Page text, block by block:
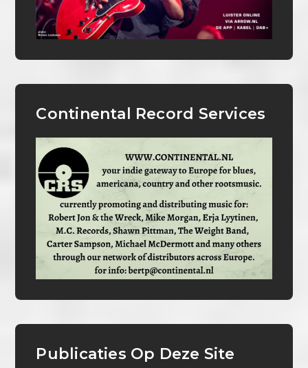
Continental Record Services
Publicaties Op Deze Site